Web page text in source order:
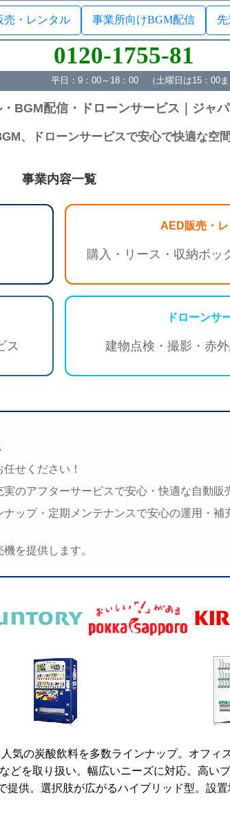
売・レンタル 事業所向けBGM配信
0120-1755-81
平日：9：00～18：00 （土曜日は15：00ま
BGM配信・ドローンサービス｜ジャ
、ドローンサービスで安心で快適な空
事業内容一覧
AED販売・
購入・リース・収納ボッ
ス
ドローンサ
建物点検・撮影・赤
せください！
のアフターサービスで安心・快適な自動販
ップ・定期メンテナンスで安心の運用・補
を提供します。
気の炭酸飲料を多数ラインナップ。オフィ
どを取り扱い。幅広いニーズに対応。高いブ
供。選択肢が広がるハイブリッド型。設置